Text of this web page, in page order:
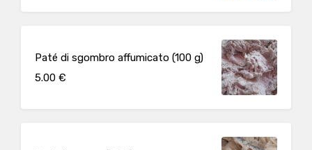
Paté di sgombro affumicato (100 g)
5.00 €